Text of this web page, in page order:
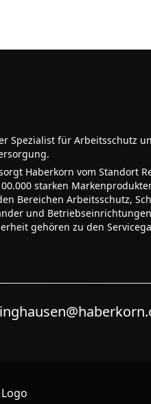
Spezialist für Arbeitsschutz
Haberkorn vom Standort
starken
Bereichen Arbeitsschutz,
und
gehören zu den